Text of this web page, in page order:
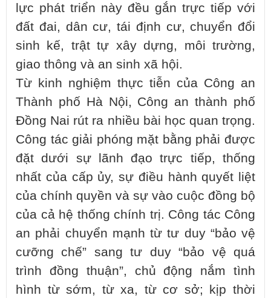
lực phát triển này đều gắn trực tiếp với
đất đai, dân cư, tái định cư, chuyển đổi
sinh kế, trật tự xây dựng, môi trường,
giao thông và an sinh xã hội.
Từ kinh nghiệm thực tiễn của Công an
Thành phố Hà Nội, Công an thành phố
Đồng Nai rút ra nhiều bài học quan trọng.
Công tác giải phóng mặt bằng phải được
đặt dưới sự lãnh đạo trực tiếp, thống
nhất của cấp ủy, sự điều hành quyết liệt
của chính quyền và sự vào cuộc đồng bộ
của cả hệ thống chính trị. Công tác Công
an phải chuyển mạnh từ tư duy “bảo vệ
cưỡng chế” sang tư duy “bảo vệ quá
trình đồng thuận”, chủ động nắm tình
hình từ sớm, từ xa, từ cơ sở; kịp thời